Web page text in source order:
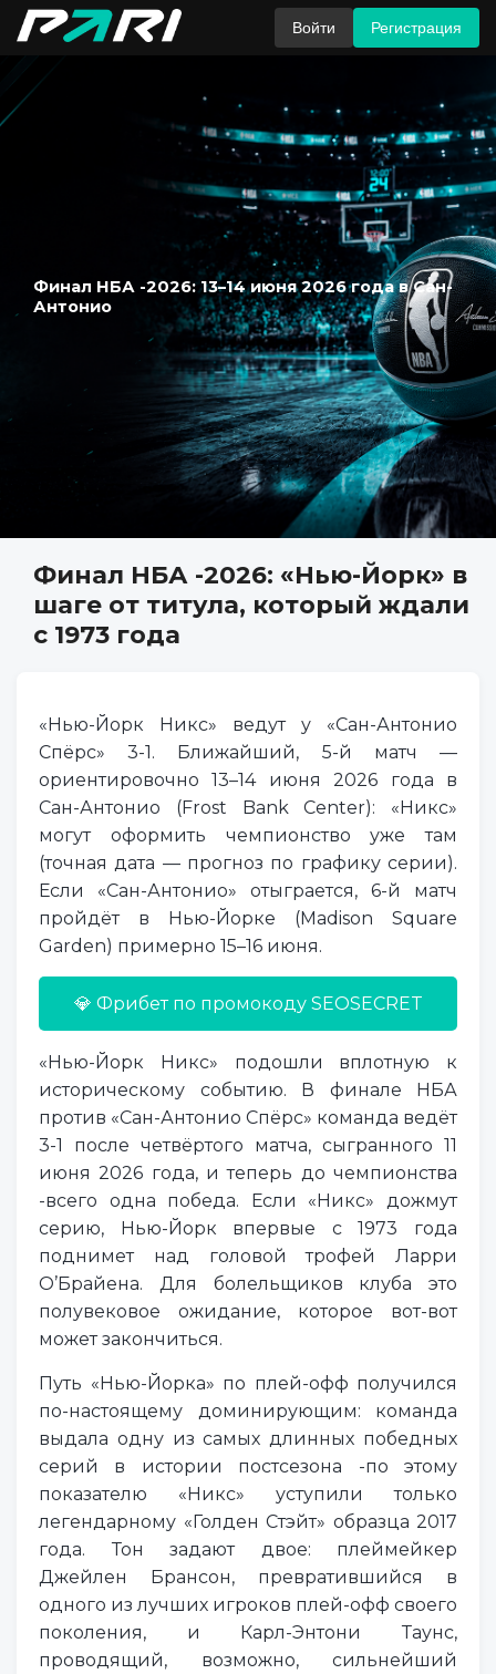
Войти Регистрация
Финал НБА -2026: 13–14 июня 2026 года в Сан-
Антонио
Финал НБА -2026: «Нью-Йорк» в
шаге от титула, который ждали
с 1973 года
«Нью-Йорк Никс» ведут у «Сан-Антонио
Спёрс» 3-1. Ближайший, 5-й матч —
ориентировочно 13–14 июня 2026 года в
Сан-Антонио (Frost Bank Center): «Никс»
могут оформить чемпионство уже там
(точная дата — прогноз по графику серии).
Если «Сан-Антонио» отыграется, 6-й матч
пройдёт в Нью-Йорке (Madison Square
Garden) примерно 15–16 июня.
💎 Фрибет по промокоду SEOSECRET
«Нью-Йорк Никс» подошли вплотную к
историческому событию. В финале НБА
против «Сан-Антонио Спёрс» команда ведёт
3-1 после четвёртого матча, сыгранного 11
июня 2026 года, и теперь до чемпионства
-всего одна победа. Если «Никс» дожмут
серию, Нью-Йорк впервые с 1973 года
поднимет над головой трофей Ларри
О’Брайена. Для болельщиков клуба это
полувековое ожидание, которое вот-вот
может закончиться.
Путь «Нью-Йорка» по плей-офф получился
по-настоящему доминирующим: команда
выдала одну из самых длинных победных
серий в истории постсезона -по этому
показателю «Никс» уступили только
легендарному «Голден Стэйт» образца 2017
года. Тон задают двое: плеймейкер
Джейлен Брансон, превратившийся в
одного из лучших игроков плей-офф своего
поколения, и Карл-Энтони Таунс,
проводящий, возможно, сильнейший